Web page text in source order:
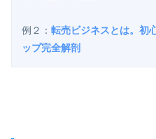
例２： 転売ビジネスとは。初
ップ完全解剖